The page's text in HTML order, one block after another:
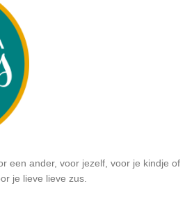
een ander, voor jezelf, voor je kindje of
je lieve lieve zus.